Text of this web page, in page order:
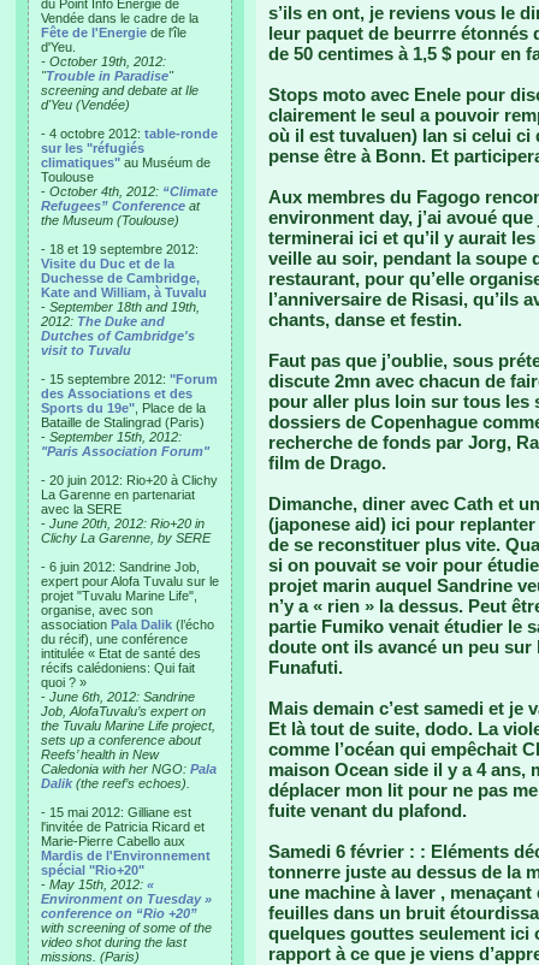
du Point Info Energie de
Vendée dans le cadre de la
Fête de l'Energie de l'île
d'Yeu.
- October 19th, 2012:
"Trouble in Paradise"
screening and debate at Ile
d'Yeu (Vendée)
- 4 octobre 2012: table-ronde
sur les "réfugiés
climatiques" au Muséum de
Toulouse
- October 4th, 2012: “Climate
Refugees” Conference at
the Museum (Toulouse)
- 18 et 19 septembre 2012:
Visite du Duc et de la
Duchesse de Cambridge,
Kate and William, à Tuvalu
- September 18th and 19th,
2012: The Duke and
Dutches of Cambridge's
visit to Tuvalu
- 15 septembre 2012: "Forum
des Associations et des
Sports du 19e" , Place de la
Bataille de Stalingrad (Paris)
- September 15th, 2012:
"Paris Association Forum"
- 20 juin 2012: Rio+20 à Clichy
La Garenne en partenariat
avec la SERE
- June 20th, 2012: Rio+20 in
Clichy La Garenne, by SERE
- 6 juin 2012: Sandrine Job,
expert pour Alofa Tuvalu sur le
projet "Tuvalu Marine Life",
organise, avec son
association Pala Dalik (l’écho
du récif), une conférence
intitulée « Etat de santé des
récifs calédoniens: Qui fait
quoi ? »
- June 6th, 2012: Sandrine
Job, AlofaTuvalu’s expert on
the Tuvalu Marine Life project,
sets up a conference about
Reefs’ health in New
Caledonia with her NGO: Pala
Dalik (the reef’s echoes).
- 15 mai 2012: Gilliane est
l'invitée de Patricia Ricard et
Marie-Pierre Cabello aux
Mardis de l'Environnement
spécial "Rio+20"
- May 15th, 2012: «
Environment on Tuesday »
conference on “Rio +20”
with screening of some of the
video shot during the last
missions. (Paris)
s’ils en ont, je reviens vous le
leur paquet de beurrre étonnés
de 50 centimes à 1,5 $ pour en
Stops moto avec Enele pour
clairement le seul a pouvoir
où il est tuvaluen) Ian si celui
pense être à Bonn. Et
Aux membres du Fagogo
environment day, j’ai avoué
terminerai ici et qu’il y aurait
veille au soir, pendant la soupe
restaurant, pour qu’elle
l’anniversaire de Risasi, qu’ils
chants, danse et festin.
Faut pas que j’oublie, sous
discute 2mn avec chacun de
pour aller plus loin sur tous les
dossiers de Copenhague
recherche de fonds par Jorg,
film de Drago.
Dimanche, diner avec Cath et
(japonese aid) ici pour
de se reconstituer plus vite.
si on pouvait se voir pour
projet marin auquel Sandrine
n’y a « rien » la dessus. Peut
partie Fumiko venait étudier le
doute ont ils avancé un peu sur
Funafuti.
Mais demain c’est samedi et je
Et là tout de suite, dodo. La
comme l’océan qui empêchait
maison Ocean side il y a 4 ans,
déplacer mon lit pour ne pas
fuite venant du plafond.
Samedi 6 février : : Eléments
tonnerre juste au dessus de la
une machine à laver ,
feuilles dans un bruit
quelques gouttes seulement
rapport à ce que je viens